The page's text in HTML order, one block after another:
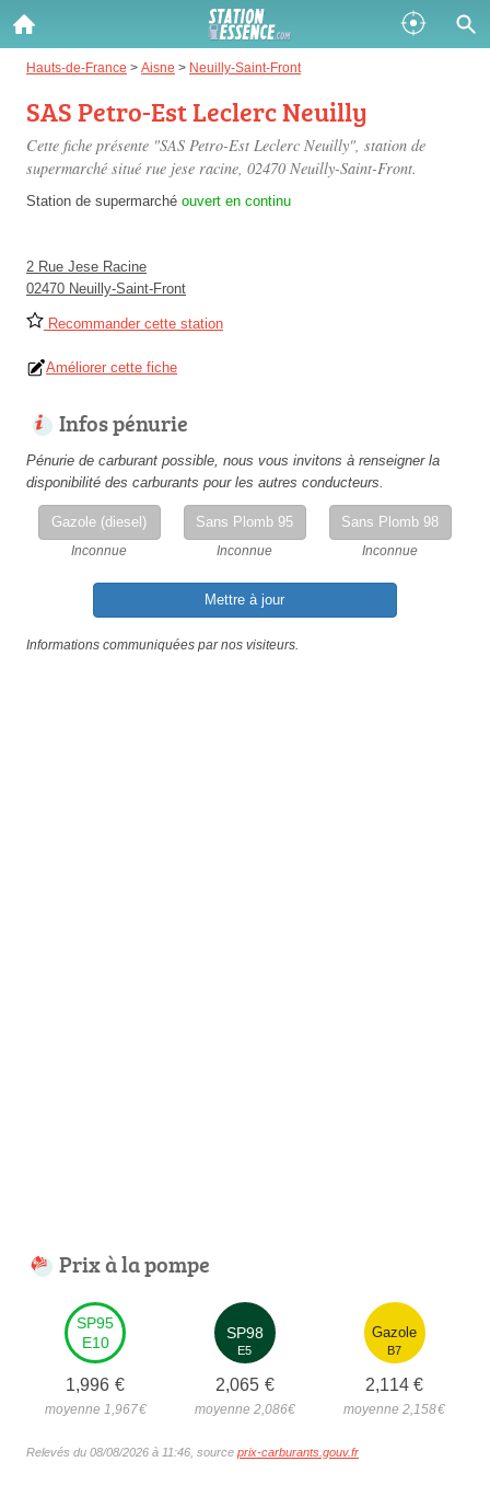
Hauts-de-France > Aisne > Neuilly-Saint-Front
SAS Petro-Est Leclerc Neuilly
Cette fiche présente "SAS Petro-Est Leclerc Neuilly", station de
supermarché situé rue jese racine, 02470 Neuilly-Saint-Front.
Station de supermarché ouvert en continu
2 Rue Jese Racine
02470 Neuilly-Saint-Front
Recommander cette station
Améliorer cette fiche
Infos pénurie
Pénurie de carburant possible, nous vous invitons à renseigner la
disponibilité des carburants pour les autres conducteurs.
Gazole (diesel)
Inconnue
Sans Plomb 95
Inconnue
Sans Plomb 98
Inconnue
Mettre à jour
Informations communiquées par nos visiteurs.
Prix à la pompe
SP95
E10
1,996 €
moyenne 1,967€
SP98
E5
2,065 €
moyenne 2,086€
Gazole
B7
2,114 €
moyenne 2,158€
Relevés du 08/08/2026 à 11:46, source prix-carburants.gouv.fr
Gazole :
Disponible Épuisé
SP 98 :
Disponible
Disponible